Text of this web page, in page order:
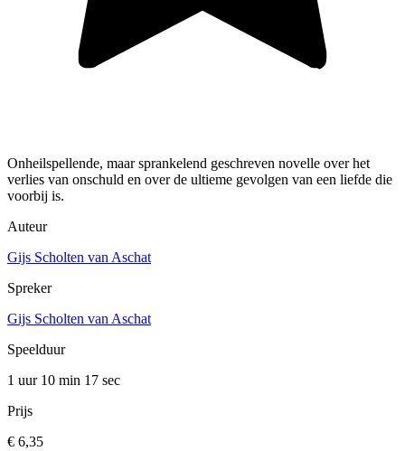
Onheilspellende, maar sprankelend geschreven novelle over het
verlies van onschuld en over de ultieme gevolgen van een liefde die
voorbij is.
Auteur
Gijs Scholten van Aschat
Spreker
Gijs Scholten van Aschat
Speelduur
1 uur 10 min 17 sec
Prijs
€ 6,35